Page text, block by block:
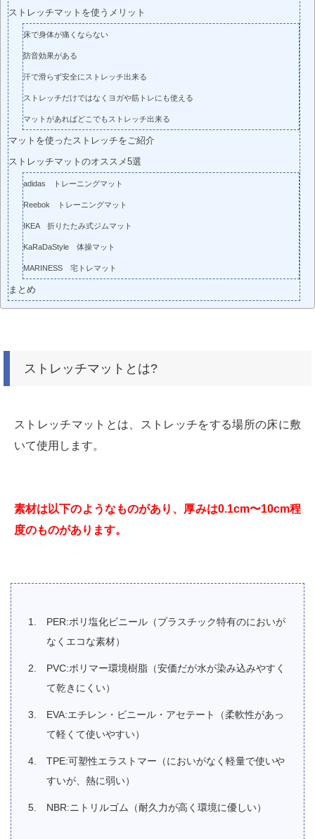
ストレッチマットを使うメリット
床で身体が痛くならない
防音効果がある
汗で滑らず安全にストレッチ出来る
ストレッチだけではなくヨガや筋トレにも使える
マットがあればどこでもストレッチ出来る
マットを使ったストレッチをご紹介
ストレッチマットのオススメ5選
adidas トレーニングマット
Reebok トレーニングマット
IKEA 折りたたみ式ジムマット
KaRaDaStyle 体操マット
MARINESS 宅トレマット
まとめ
ストレッチマットとは?
ストレッチマットとは、ストレッチをする場所の床に敷
いて使用します。
素材は以下のようなものがあり、厚みは0.1cm〜10cm程
度のものがあります。
PER:ポリ塩化ビニール（プラスチック特有のにおいが
なくエコな素材）
PVC:ポリマー環境樹脂（安価だが水が染み込みやすく
て乾きにくい）
EVA:エチレン・ビニール・アセテート（柔軟性があっ
て軽くて使いやすい）
TPE:可塑性エラストマー（においがなく軽量で使いや
すいが、熱に弱い）
NBR:ニトリルゴム（耐久力が高く環境に優しい）